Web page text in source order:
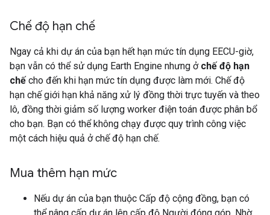
Chế độ hạn chế
Ngay cả khi dự án của bạn hết hạn mức tín dụng EECU-giờ,
bạn vẫn có thể sử dụng Earth Engine nhưng ở chế độ hạn
chếcho đến khi hạn mức tín dụng được làm mới. Chế độ
hạn chế giới hạn khả năng xử lý đồng thời trực tuyến và theo
lô, đồng thời giảm số lượng worker điện toán được phân bổ
cho bạn. Bạn có thể không chạy được quy trình công việc
một cách hiệu quả ở chế độ hạn chế.
Mua thêm hạn mức
Nếu dự án của bạn thuộc Cấp độ cộng đồng, bạn có